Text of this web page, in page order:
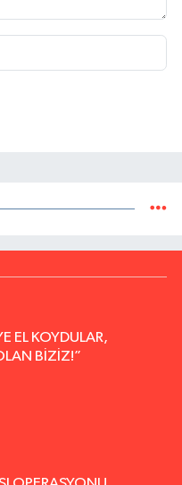
EL KOYDULAR,
BİZİZ!”